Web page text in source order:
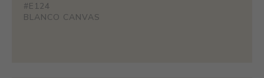
#E124
BLANCO CANVAS